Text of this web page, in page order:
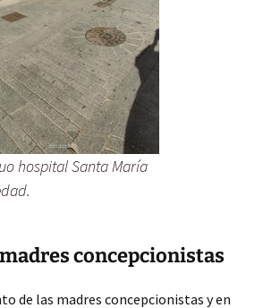
hospital Santa María
concepcionistas
de las madres concepcionistas y en